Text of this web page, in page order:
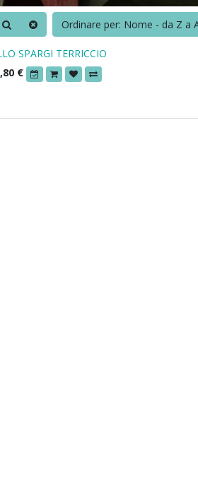
Ordinare per: Nome - da Z a
SPARGI TERRICCIO
€